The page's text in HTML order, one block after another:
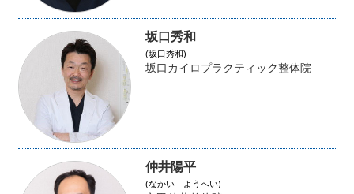
坂口秀和
(坂口秀和)
坂口カイロプラクティック整体院
仲井陽平
(なかい ようへい)